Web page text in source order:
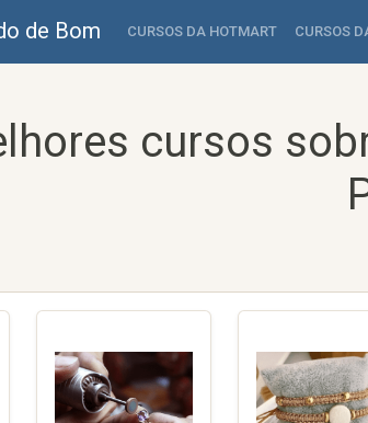
de Bom CURSOS DA HOTMART CURSOS
cursos